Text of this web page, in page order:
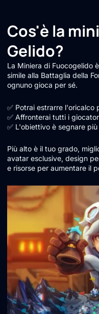
Cos'è la
Gelido?
La Miniera di Fuocogelido
simile alla Battaglia della
ognuno gioca per sé.
✅ Potrai estrarre l'oricalco
✅ Affronterai tutti i
✅ L'obiettivo è segnare
Più alto è il tuo grado,
avatar esclusive, design
e risorse per aumentare il